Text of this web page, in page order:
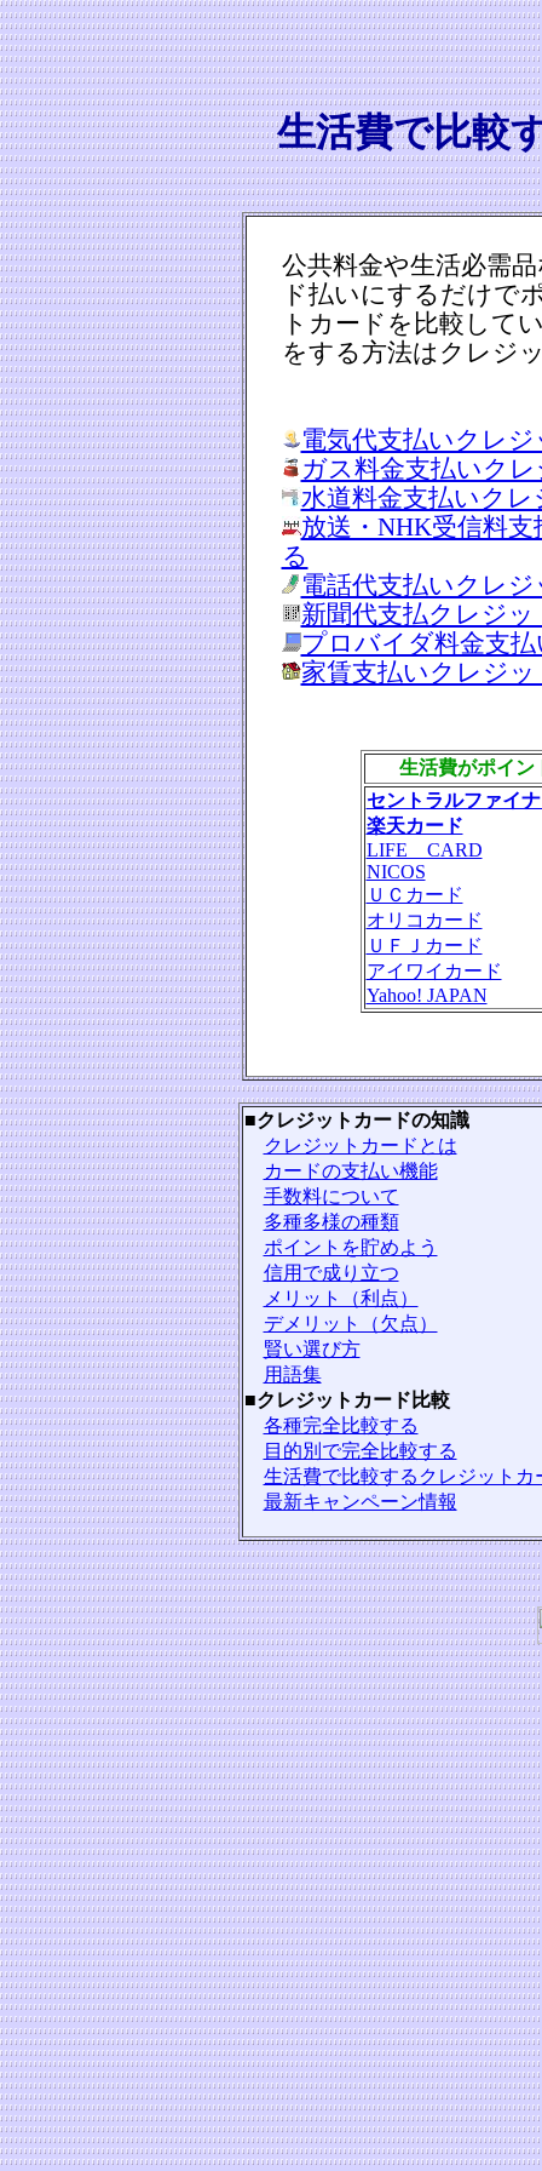
生活費で比較
公共料金や生活必需
ド払いにするだけで
トカードを比較して
をする方法はクレジ
電気代支払いクレ
ガス料金支払いク
水道料金支払いク
放送・NHK受信料
る
電話代支払いクレ
新聞代支払クレジ
プロバイダ料金支
家賃支払いクレジ
生活費がポイン
セントラルファイ
楽天カード
LIFE CARD
NICOS
ＵＣカード
オリコカード
ＵＦＪカード
アイワイカード
Yahoo! JAPAN
■クレジットカードの知識
クレジットカードとは
カードの支払い機能
手数料について
多種多様の種類
ポイントを貯めよう
信用で成り立つ
メリット（利点）
デメリット（欠点）
賢い選び方
用語集
■クレジットカード比較
各種完全比較する
目的別で完全比較する
生活費で比較するクレジットカ
最新キャンペーン情報